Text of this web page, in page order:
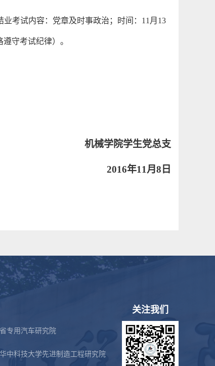
业考试内容：党章及时事政治；时间： 11 月 13
守考试纪律）。
机械学院学生党总支
2016年11月 8 日
专用汽车研究院
中科技大学先进制造工程研究院
关注我们